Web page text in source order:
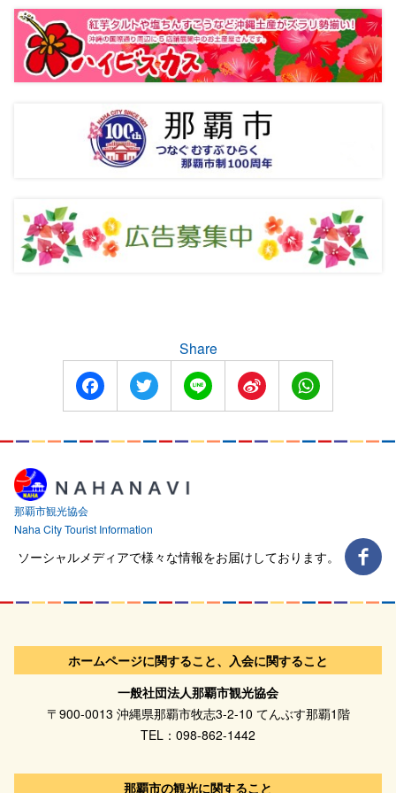
Share
FacebookTwitter Line
Sina
Weibo
WhatsApp
那覇市観光協会
Naha City Tourist Information
ソーシャルメディアで様々な情報をお届けしております。
ホームページに関すること、入会に関すること
一般社団法人那覇市観光協会
〒900-0013 沖縄県那覇市牧志3-2-10 てんぶす那覇1階
TEL：098-862-1442
那覇市の観光に関すること